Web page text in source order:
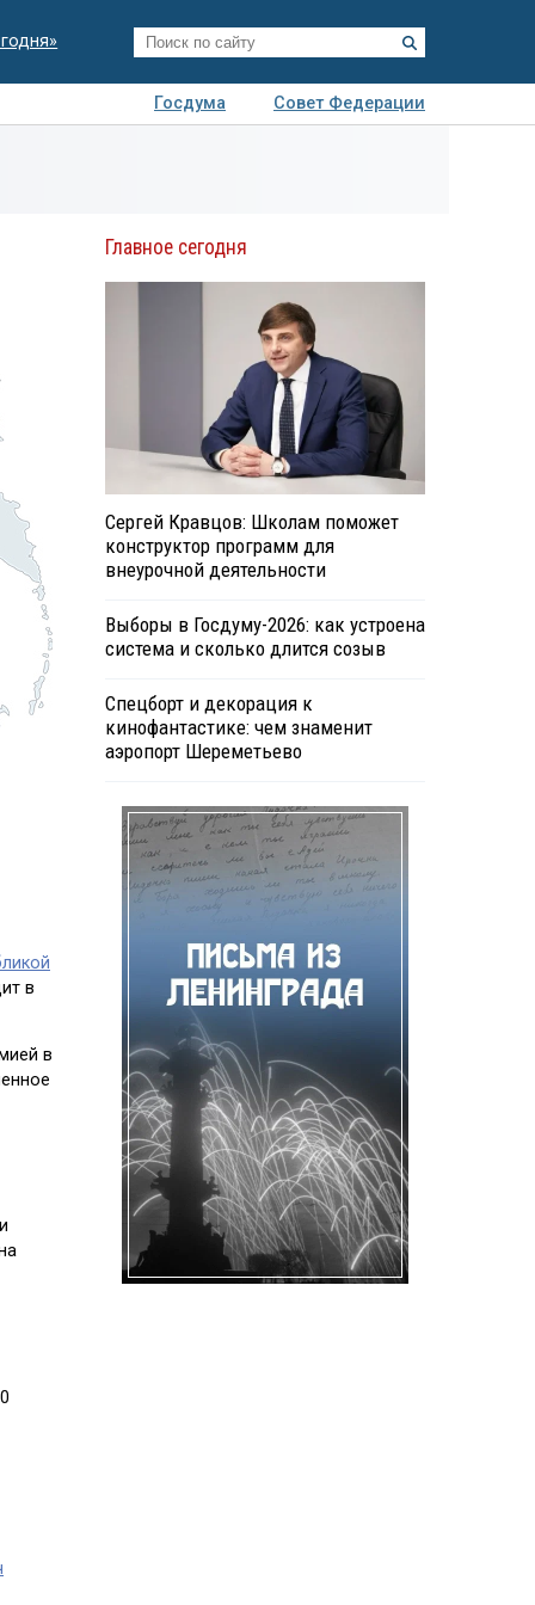
Госдума
Совет Федерации
в
в
Главное сегодня
Сергей Кравцов: Школам поможет
конструктор программ для
внеурочной деятельности
Выборы в Госдуму-2026: как устроена
система и сколько длится созыв
Спецборт и декорация к
кинофантастике: чем знаменит
аэропорт Шереметьево